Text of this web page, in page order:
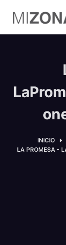
S
a
l
INICIO
LA PROMESA -